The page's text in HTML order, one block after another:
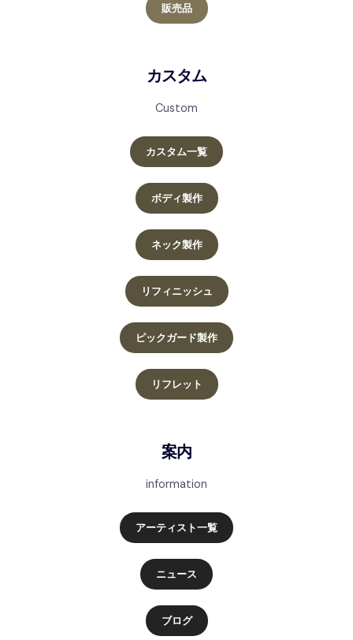
販売品
カスタム
Custom
カスタム一覧
ボディ製作
ネック製作
リフィニッシュ
ピックガード製作
リフレット
案内
information
アーティスト一覧
ニュース
ブログ